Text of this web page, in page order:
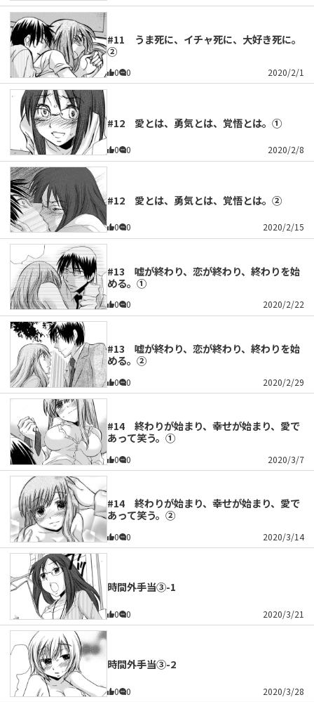
#11 うま死に、イチャ死に、大好き死に。
②
0 0 2020/2/1
#12 愛とは、勇気とは、覚悟とは。①
0 0 2020/2/8
#12 愛とは、勇気とは、覚悟とは。②
0 0 2020/2/15
#13 嘘が終わり、恋が終わり、終わりを始
める。①
0 0 2020/2/22
#13 嘘が終わり、恋が終わり、終わりを始
める。②
0 0 2020/2/29
#14 終わりが始まり、幸せが始まり、愛で
あって笑う。①
0 0 2020/3/7
#14 終わりが始まり、幸せが始まり、愛で
あって笑う。②
0 0 2020/3/14
時間外手当③-1
0 0 2020/3/21
時間外手当③-2
0 0 2020/3/28